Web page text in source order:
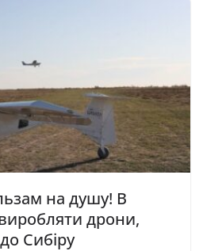
на душу! В
дрони,
Сибіру